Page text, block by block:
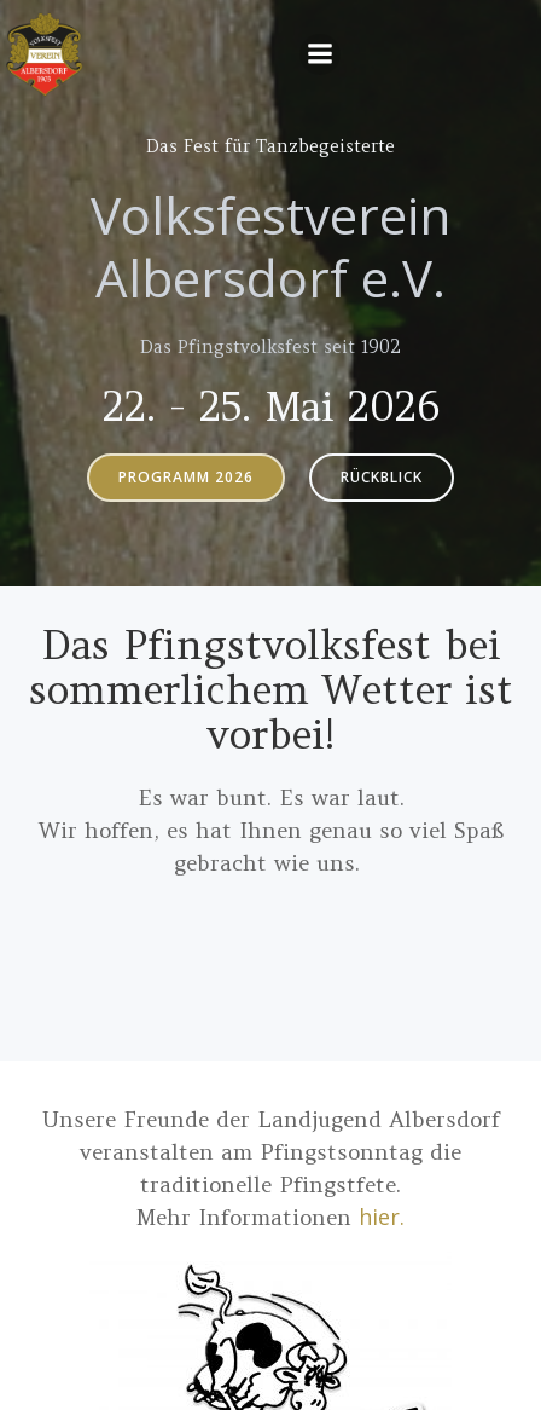
Zum
Inhalt
springen
Das Fest für Tanzbegeisterte
Volksfestverein
Albersdorf e.V.
Das Pfingstvolksfest seit 1902
22. - 25. Mai 2026
PROGRAMM 2026 RÜCKBLICK
Das Pfingstvolksfest bei
sommerlichem Wetter ist
vorbei!
Es war bunt. Es war laut.
Wir hoffen, es hat Ihnen genau so viel Spaß
gebracht wie uns.
Unsere Freunde der Landjugend Albersdorf
veranstalten am Pfingstsonntag die
traditionelle Pfingstfete.
Mehr Informationen hier.